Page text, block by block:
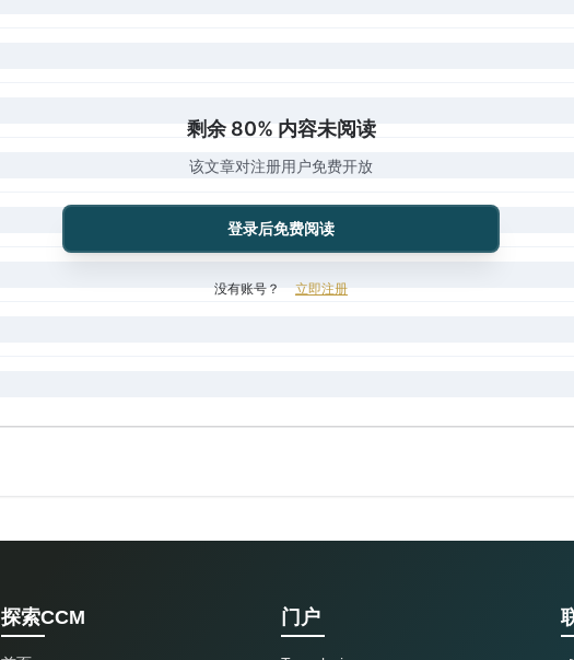
剩余 80% 内容未阅读
该文章对注册用户免费开放
登录后免费阅读
没有账号？ 立即注册
探索CCM 门户